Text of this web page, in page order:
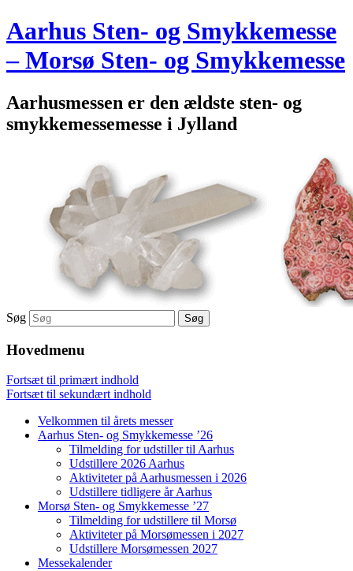
Aarhus Sten- og Smykkemesse
– Morsø Sten- og Smykkemesse
Aarhusmessen er den ældste sten- og
smykkemessemesse i Jylland
Søg
Hovedmenu
Fortsæt til primært indhold
Fortsæt til sekundært indhold
Velkommen til årets messer
Aarhus Sten- og Smykkemesse ’26
Tilmelding for udstiller til Aarhus
Udstillere 2026 Aarhus
Aktiviteter på Aarhusmessen i 2026
Udstillere tidligere år Aarhus
Morsø Sten- og Smykkemesse ’27
Tilmelding for udstillere til Morsø
Aktiviteter på Morsømessen i 2027
Udstillere Morsømessen 2027
Messekalender